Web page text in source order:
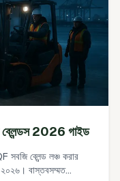
ব্লেন্ডস 2026 গাইড
সবজি ব্লেন্ড লঞ্চ করার
বাস্তবসম্মত